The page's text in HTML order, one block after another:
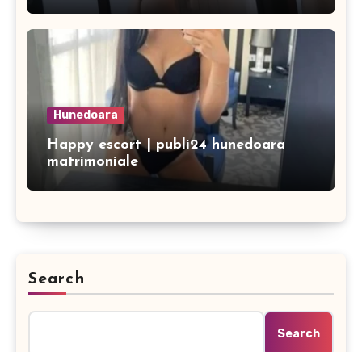
Hunedoara
Happy escort | publi24 hunedoara
matrimoniale
Search
Search